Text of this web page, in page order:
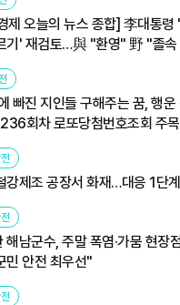
제 오늘의 뉴스 종합] 李대통령
기' 재검토…與 "환영" 野 "졸속
빠진 지인들 구해주는 꿈, 행운
회차 로또당첨번호조회 주목
강제조 공장서 화재…대응 1단
해남군수, 주말 폭염·가뭄 현장
민 안전 최우선"